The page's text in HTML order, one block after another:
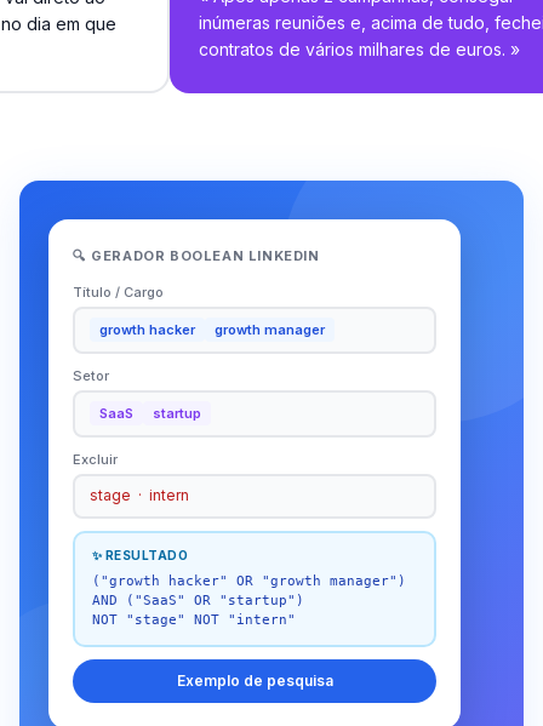
dia em que
inúmeras reuniões e, acima de tudo,
contratos de vários milhares de euros. »
🔍 GERADOR BOOLEAN LINKEDIN
Título / Cargo
growth hacker growth manager
Setor
SaaS startup
Excluir
stage · intern
✨ RESULTADO
("growth hacker" OR "growth manager")
AND ("SaaS" OR "startup")
NOT "stage" NOT "intern"
Exemplo de pesquisa